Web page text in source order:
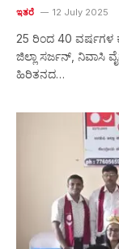
ಇತರೆ 12 July 2025
25 ರಿಂದ 40 ವರ್ಷಗಳ
ಜಿಲ್ಲಾ ಸರ್ಜನ್, ನಿವಾಸಿ
ಹಿರಿತನದ…